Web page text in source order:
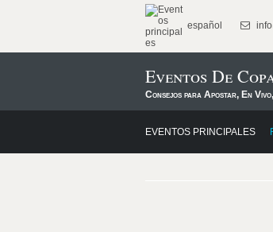
español
Eventos De
Consejos para Apostar, En
EVENTOS PRINCIPALES